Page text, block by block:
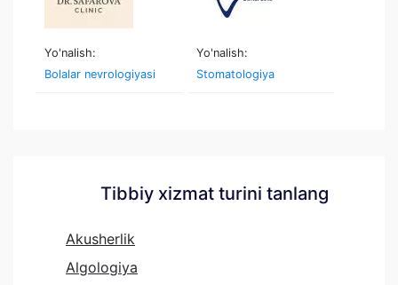
Yo'nalish:
Bolalar nevrologiyasi
Yo'nalish:
Stomatologiya
Tibbiy xizmat turini tanlang
Akusherlik
Algologiya